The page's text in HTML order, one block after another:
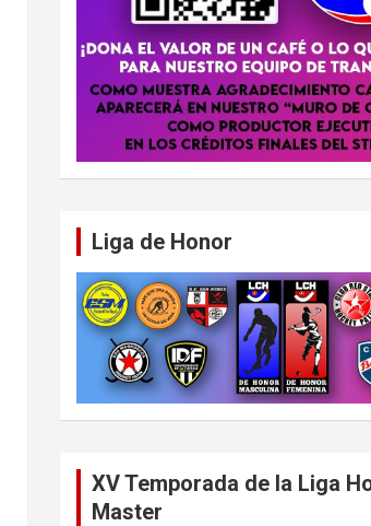
Liga de Honor
XV Temporada de la Liga
Master